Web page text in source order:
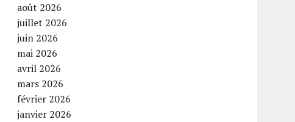
août 2026
juillet 2026
juin 2026
mai 2026
avril 2026
mars 2026
février 2026
janvier 2026